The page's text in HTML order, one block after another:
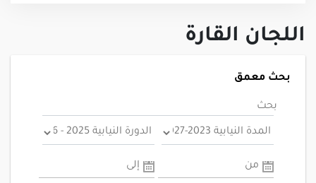
اللجان القارة
بحث معمق
بحث
من إلى